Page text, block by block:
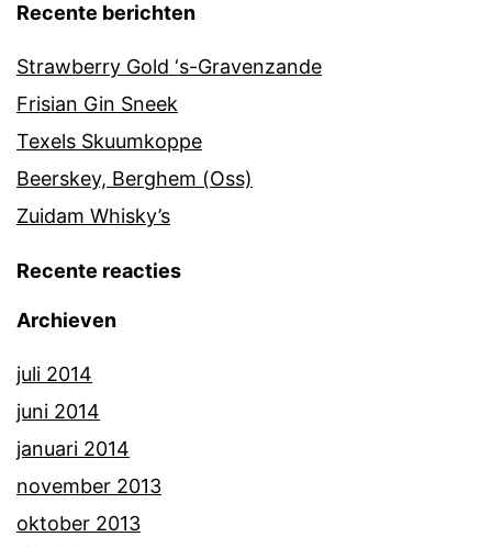
Recente berichten
Strawberry Gold ‘s-Gravenzande
Frisian Gin Sneek
Texels Skuumkoppe
Beerskey, Berghem (Oss)
Zuidam Whisky’s
Recente reacties
Archieven
juli 2014
juni 2014
januari 2014
november 2013
oktober 2013